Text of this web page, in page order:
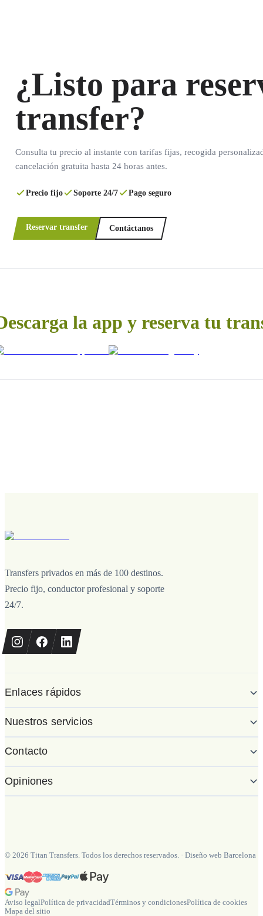
¿Listo para
transfer?
Consulta tu precio al instante con tarifas fijas, recogida
cancelación gratuita hasta 24 horas antes.
Precio fijo Soporte 24/7 Pago seguro
Reservar transfer Contáctanos
la app y reserva tu
Transfers privados en más de 100 destinos.
Precio fijo, conductor profesional y soporte
24/7.
Enlaces rápidos
Nuestros servicios
Contacto
Opiniones
© 2026 Titan Transfers. Todos los derechos reservados. · Diseño web Barcelona
Aviso legalPolítica de privacidadTérminos y condicionesPolítica de cookies
Mapa del sitio